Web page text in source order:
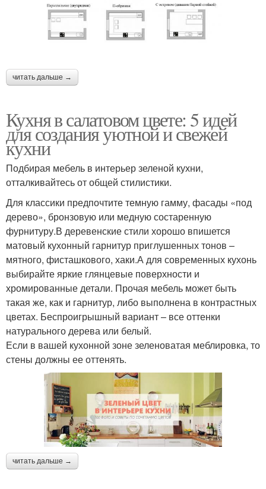
читать дальше →
Кухня в салатовом цвете: 5 идей
для создания уютной и свежей
кухни
Подбирая мебель в интерьер зеленой кухни,
отталкивайтесь от общей стилистики.
Для классики предпочтите темную гамму, фасады «под
дерево», бронзовую или медную состаренную
фурнитуру.В деревенские стили хорошо впишется
матовый кухонный гарнитур приглушенных тонов –
мятного, фисташкового, хаки.А для современных кухонь
выбирайте яркие глянцевые поверхности и
хромированные детали. Прочая мебель может быть
такая же, как и гарнитур, либо выполнена в контрастных
цветах. Беспроигрышный вариант – все оттенки
натурального дерева или белый.
Если в вашей кухонной зоне зеленоватая меблировка, то
стены должны ее оттенять.
читать дальше →